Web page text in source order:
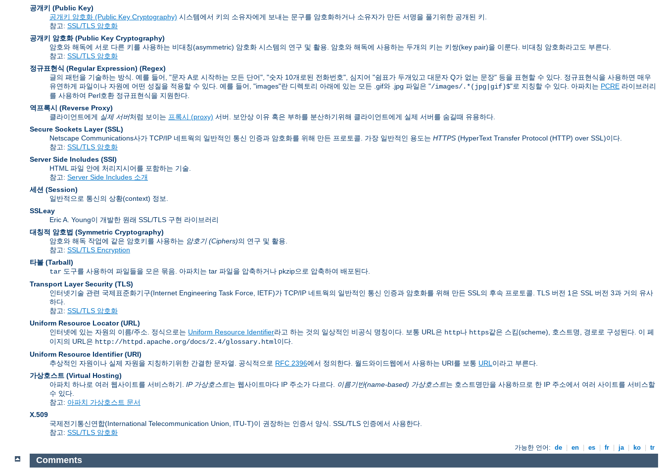
공개키 (Public Key)
공개키 암호화 (Public Key Cryptography) 시스템에서 키의 소유자에게 보내는 문구를 암호화하거나 소유자가 만든 서명을 풀기위한 공개된 키.
참고: SSL/TLS 암호화
공개키 암호화 (Public Key Cryptography)
암호와 해독에 서로 다른 키를 사용하는 비대칭(asymmetric) 암호화 시스템의 연구 및 활용. 암호와 해독에 사용하는 두개의 키는 키쌍(key pair)을 이룬다. 비대칭 암호화라고도 부른다.
참고: SSL/TLS 암호화
정규표현식 (Regular Expression) (Regex)
글의 패턴을 기술하는 방식. 예를 들어, "문자 A로 시작하는 모든 단어", "숫자 10개로된 전화번호", 심지어 "쉼표가 두개있고 대문자 Q가 없는 문장" 등을 표현할 수 있다. 정규표현식을 사용하면 매우
유연하게 파일이나 자원에 어떤 성질을 적용할 수 있다. 예를 들어, "images"란 디렉토리 아래에 있는 모든 .gif와 .jpg 파일은 "/images/.*(jpg|gif)$"로 지칭할 수 있다. 아파치는 PCRE 라이브러리
를 사용하여 Perl호환 정규표현식을 지원한다.
역프록시 (Reverse Proxy)
클라이언트에게 실제 서버처럼 보이는 프록시 (proxy) 서버. 보안상 이유 혹은 부하를 분산하기위해 클라이언트에게 실제 서버를 숨길때 유용하다.
Secure Sockets Layer (SSL)
Netscape Communications사가 TCP/IP 네트웍의 일반적인 통신 인증과 암호화를 위해 만든 프로토콜. 가장 일반적인 용도는 HTTPS (HyperText Transfer Protocol (HTTP) over SSL)이다.
참고: SSL/TLS 암호화
Server Side Includes (SSI)
HTML 파일 안에 처리지시어를 포함하는 기술.
참고: Server Side Includes 소개
세션 (Session)
일반적으로 통신의 상황(context) 정보.
SSLeay
Eric A. Young이 개발한 원래 SSL/TLS 구현 라이브러리
대칭적 암호법 (Symmetric Cryptography)
암호와 해독 작업에 같은 암호키를 사용하는 암호기 (Ciphers)의 연구 및 활용.
참고: SSL/TLS Encryption
타볼 (Tarball)
tar 도구를 사용하여 파일들을 모은 묶음. 아파치는 tar 파일을 압축하거나 pkzip으로 압축하여 배포된다.
Transport Layer Security (TLS)
인터넷기술 관련 국제표준화기구(Internet Engineering Task Force, IETF)가 TCP/IP 네트웍의 일반적인 통신 인증과 암호화를 위해 만든 SSL의 후속 프로토콜. TLS 버전 1은 SSL 버전 3과 거의 유사
하다.
참고: SSL/TLS 암호화
Uniform Resource Locator (URL)
인터넷에 있는 자원의 이름/주소. 정식으로는 Uniform Resource Identifier라고 하는 것의 일상적인 비공식 명칭이다. 보통 URL은 http나 https같은 스킴(scheme), 호스트명, 경로로 구성된다. 이 페
이지의 URL은 http://httpd.apache.org/docs/2.4/glossary.html이다.
Uniform Resource Identifier (URI)
추상적인 자원이나 실제 자원을 지칭하기위한 간결한 문자열. 공식적으로 RFC 2396에서 정의한다. 월드와이드웹에서 사용하는 URI를 보통 URL 이라고 부른다.
가상호스트 (Virtual Hosting)
아파치 하나로 여러 웹사이트를 서비스하기. IP 가상호스트는 웹사이트마다 IP 주소가 다르다. 이름기반(name-based) 가상호스트는 호스트명만을 사용하므로 한 IP 주소에서 여러 사이트를 서비스할
수 있다.
참고: 아파치 가상호스트 문서
X.509
국제전기통신연합(International Telecommunication Union, ITU-T)이 권장하는 인증서 양식. SSL/TLS 인증에서 사용한다.
참고: SSL/TLS 암호화
가능한 언어: de | en | es | fr | ja | ko | tr
Comments